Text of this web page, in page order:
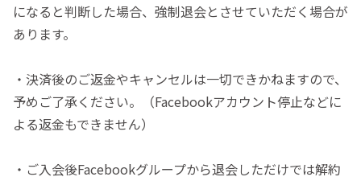
になると判断した場合、強制退会とさせていただく場合が
あります。
・決済後のご返金やキャンセルは一切できかねますので、
予めご了承ください。（Facebookアカウント停止などに
よる返金もできません）
・ご入会後Facebookグループから退会しただけでは解約